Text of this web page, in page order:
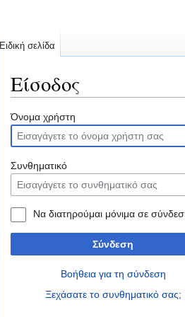
Είσοδος
Μετάβαση
στην
πλοήγηση
Πήδηση
στην
αναζήτηση
Όνομα χρήστη
Συνθηματικό
Να διατηρούμαι μόνιμα σε
Σύνδεση
Βοήθεια για τη σύνδεση
Ξεχάσατε το συνθηματικό σας;
Ειδική σελίδα